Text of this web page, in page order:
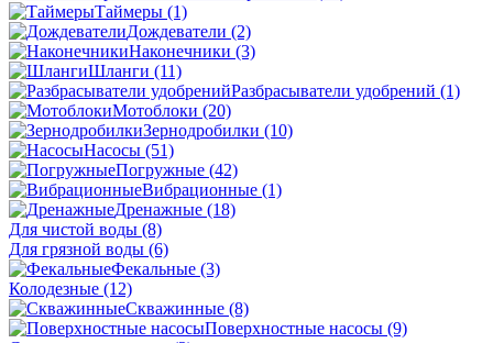
Таймеры (1)
Дождеватели (2)
Наконечники (3)
Шланги (11)
Разбрасыватели удобрений (1)
Мотоблоки (20)
Зернодробилки (10)
Насосы (51)
Погружные (42)
Вибрационные (1)
Дренажные (18)
Для чистой воды (8)
Для грязной воды (6)
Фекальные (3)
Колодезные (12)
Скважинные (8)
Поверхностные насосы (9)